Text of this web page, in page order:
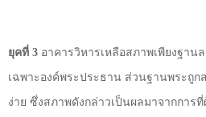
ยุคที่ 3 อาคารวิหารเหลือสภาพเพียงฐาน
เฉพาะองค์พระประธาน ส่วนฐานพระถูก
ง่าย ซึ่งสภาพดังกล่าวเป็นผลมาจากการ